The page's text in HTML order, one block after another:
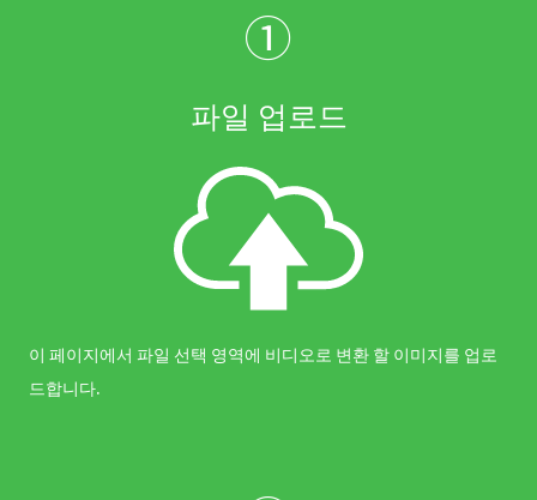
①
파일 업로드
이 페이지에서 파일 선택 영역에 비디오로 변환 할 이미지를 업로
드합니다.